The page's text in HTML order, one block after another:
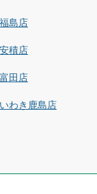
島店
積店
田店
わき鹿島店